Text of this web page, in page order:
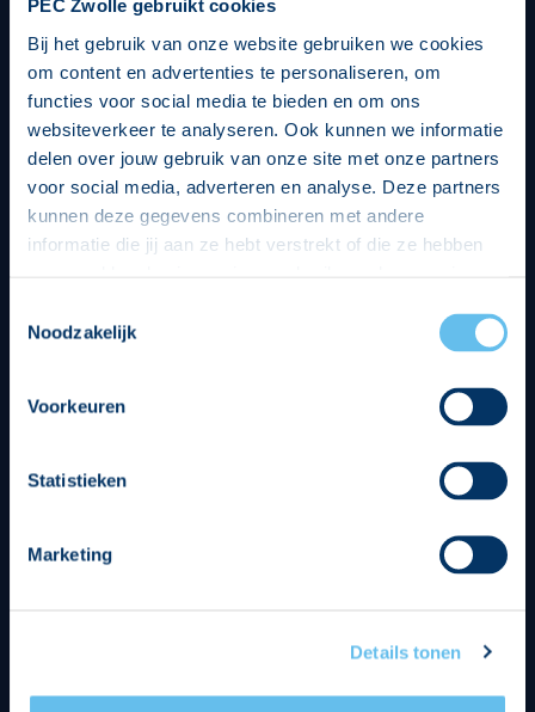
PEC Zwolle gebruikt cookies
Bij het gebruik van onze website gebruiken we cookies
om content en advertenties te personaliseren, om
functies voor social media te bieden en om ons
websiteverkeer te analyseren. Ook kunnen we informatie
delen over jouw gebruik van onze site met onze partners
voor social media, adverteren en analyse. Deze partners
kunnen deze gegevens combineren met andere
informatie die jij aan ze hebt verstrekt of die ze hebben
op een veilige en integere wijze. Je kunt je toestemming
beheren op de privacy- en cookieverklaring pagina.
Noodzakelijk
Voorkeuren
Statistieken
Marketing
Details tonen